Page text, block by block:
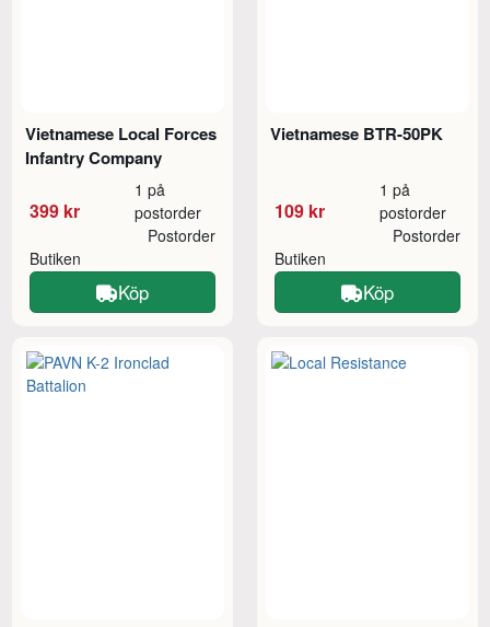
Vietnamese Local Forces
Infantry Company
399 kr
1 på
postorder
Butiken
Postorder
Köp
Vietnamese BTR-50PK
109 kr
1 på
postorder
Butiken
Postorder
Köp